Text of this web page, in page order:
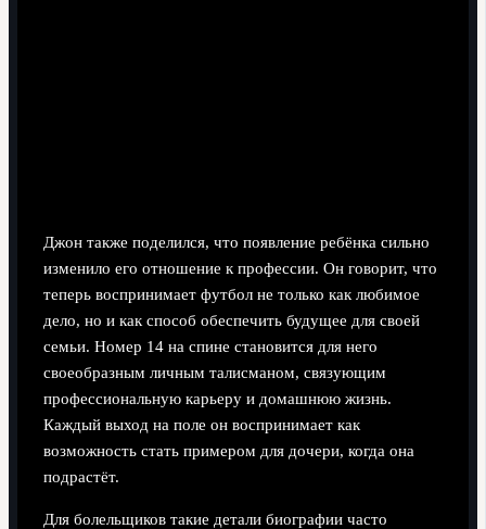
Джон также поделился, что появление ребёнка сильно
изменило его отношение к профессии. Он говорит, что
теперь воспринимает футбол не только как любимое
дело, но и как способ обеспечить будущее для своей
семьи. Номер 14 на спине становится для него
своеобразным личным талисманом, связующим
профессиональную карьеру и домашнюю жизнь.
Каждый выход на поле он воспринимает как
возможность стать примером для дочери, когда она
подрастёт.
Для болельщиков такие детали биографии часто